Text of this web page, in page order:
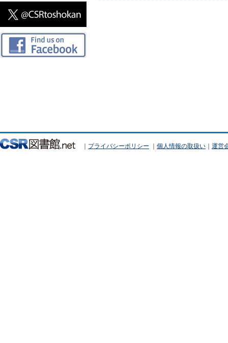
｜ プライバシーポリシー ｜ 個人情報の取扱い ｜ 運営